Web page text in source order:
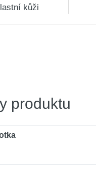
kůži
produktu